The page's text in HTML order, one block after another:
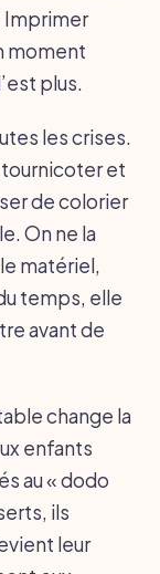
Imprimer
moment
plus.
les crises.
tournicoter et
de colorier
On ne la
matériel,
temps, elle
avant de
change la
enfants
au « dodo
ils
leur